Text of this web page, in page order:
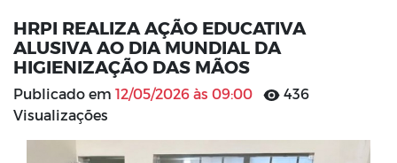
HRPI REALIZA AÇÃO EDUCATIVA
ALUSIVA AO DIA MUNDIAL DA
HIGIENIZAÇÃO DAS MÃOS
Publicado em 12/05/2026 às 09:00
436
Visualizações